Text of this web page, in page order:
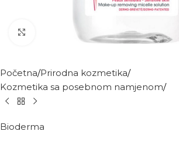
Kliknite za povećanje
Početna Prirodna kozmetika
Kozmetika sa posebnom namjenom
Bioderma